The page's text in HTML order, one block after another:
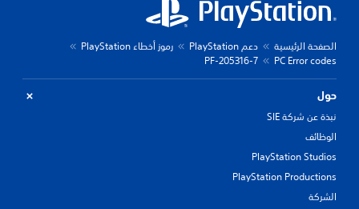
الصفحة الرئيسية دعم PlayStation
رموز أخطاء PlayStation
PC Error codes
PF-205316-7
حول
نبذة عن شركة SIE
الوظائف
PlayStation Studios
PlayStation Productions
الشركة